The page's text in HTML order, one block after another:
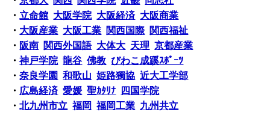
・ 立命館 大阪学院 大阪経済 大阪商業
・ 大阪産業 大阪工業 関西国際 関西福祉
・ 阪南 関西外国語 大体大 天理 京都産業
・神戸学院 龍谷 佛教 びわこ成蹊ｽﾎﾟｰﾂ
・奈良学園 和歌山 姫路獨協 近大工学部
・ 広島経済 愛媛 聖ｶﾀﾘﾅ
四国学院
・北九州市立 福岡 福岡工業 九州共立